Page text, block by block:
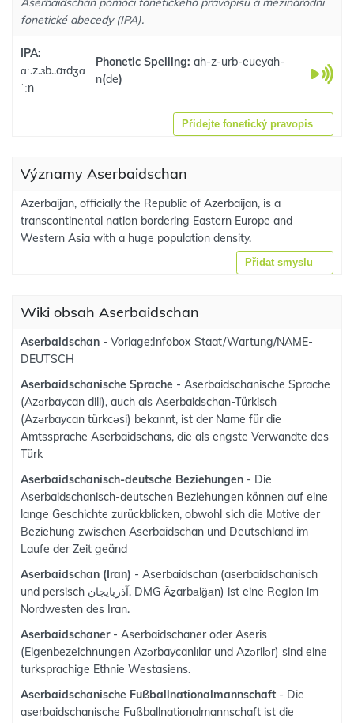
fonetické abecedy (IPA).
IPA:
ɑː.z.ɜb..aɪdʒɑ
ˈːn
Phonetic Spelling: ah-z-urb-eueyah-
n(de)
Přidejte fonetický pravopis
Významy Aserbaidschan
Azerbaijan, officially the Republic of Azerbaijan, is a
transcontinental nation bordering Eastern Europe and
Western Asia with a huge population density.
Přidat smyslu
Wiki obsah Aserbaidschan
Aserbaidschan - Vorlage:Infobox Staat/Wartung/NAME-
DEUTSCH
Aserbaidschanische Sprache - Aserbaidschanische Sprache
(Azɘrbaycan dili), auch als Aserbaidschan-Türkisch
(Azərbaycan türkcəsi) bekannt, ist der Name für die
Amtssprache Aserbaidschans, die als engste Verwandte des
Türk
Aserbaidschanisch-deutsche Beziehungen - Die
Aserbaidschanisch-deutschen Beziehungen können auf eine
lange Geschichte zurückblicken, obwohl sich die Motive der
Beziehung zwischen Aserbaidschan und Deutschland im
Laufe der Zeit geänd
Aserbaidschan (Iran) - Aserbaidschan (aserbaidschanisch
und persisch آذربایجان, DMG Āẕarbāiǧān) ist eine Region im
Nordwesten des Iran.
Aserbaidschaner - Aserbaidschaner oder Aseris
(Eigenbezeichnungen Azərbaycanlılar und Azərilər) sind eine
turksprachige Ethnie Westasiens.
Aserbaidschanische Fußballnationalmannschaft - Die
aserbaidschanische Fußballnationalmannschaft ist die